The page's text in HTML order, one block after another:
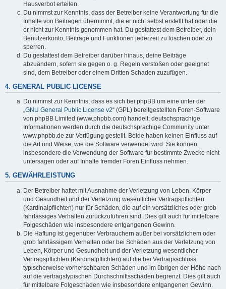
Hausverbot erteilen.
Du nimmst zur Kenntnis, dass der Betreiber keine Verantwortung für die
Inhalte von Beiträgen übernimmt, die er nicht selbst erstellt hat oder die
er nicht zur Kenntnis genommen hat. Du gestattest dem Betreiber, dein
Benutzerkonto, Beiträge und Funktionen jederzeit zu löschen oder zu
sperren.
Du gestattest dem Betreiber darüber hinaus, deine Beiträge
abzuändern, sofern sie gegen o. g. Regeln verstoßen oder geeignet
sind, dem Betreiber oder einem Dritten Schaden zuzufügen.
4. GENERAL PUBLIC LICENSE
Du nimmst zur Kenntnis, dass es sich bei phpBB um eine unter der
„GNU General Public License v2“ (GPL) bereitgestellten Foren-Software
von phpBB Limited (www.phpbb.com) handelt; deutschsprachige
Informationen werden durch die deutschsprachige Community unter
www.phpbb.de zur Verfügung gestellt. Beide haben keinen Einfluss auf
die Art und Weise, wie die Software verwendet wird. Sie können
insbesondere die Verwendung der Software für bestimmte Zwecke nicht
untersagen oder auf Inhalte fremder Foren Einfluss nehmen.
5. GEWÄHRLEISTUNG
Der Betreiber haftet mit Ausnahme der Verletzung von Leben, Körper
und Gesundheit und der Verletzung wesentlicher Vertragspflichten
(Kardinalpflichten) nur für Schäden, die auf ein vorsätzliches oder grob
fahrlässiges Verhalten zurückzuführen sind. Dies gilt auch für mittelbare
Folgeschäden wie insbesondere entgangenen Gewinn.
Die Haftung ist gegenüber Verbrauchern außer bei vorsätzlichem oder
grob fahrlässigem Verhalten oder bei Schäden aus der Verletzung von
Leben, Körper und Gesundheit und der Verletzung wesentlicher
Vertragspflichten (Kardinalpflichten) auf die bei Vertragsschluss
typischerweise vorhersehbaren Schäden und im übrigen der Höhe nach
auf die vertragstypischen Durchschnittsschäden begrenzt. Dies gilt auch
für mittelbare Folgeschäden wie insbesondere entgangenen Gewinn.